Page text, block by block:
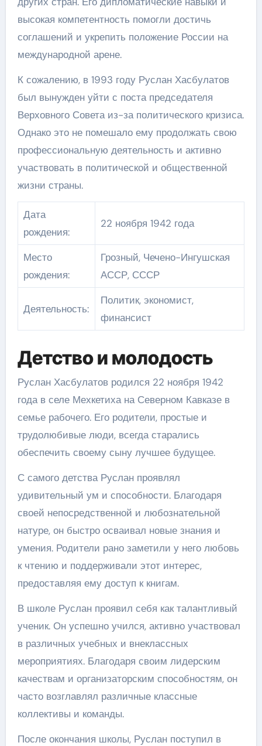
высокая компетентность помогли достичь
соглашений и укрепить положение России на
международной арене.
К сожалению, в 1993 году Руслан Хасбулатов
был вынужден уйти с поста председателя
Верховного Совета из-за политического кризиса.
Однако это не помешало ему продолжать свою
профессиональную деятельность и активно
участвовать в политической и общественной
жизни страны.
Дата
рождения:
22 ноября 1942 года
Место
рождения:
Грозный, Чечено-Ингушская
АССР, СССР
Деятельность:
Политик, экономист,
финансист
Детство и молодость
Руслан Хасбулатов родился 22 ноября 1942
года в селе Мехкетиха на Северном Кавказе в
семье рабочего. Его родители, простые и
трудолюбивые люди, всегда старались
обеспечить своему сыну лучшее будущее.
С самого детства Руслан проявлял
удивительный ум и способности. Благодаря
своей непосредственной и любознательной
натуре, он быстро осваивал новые знания и
умения. Родители рано заметили у него любовь
к чтению и поддерживали этот интерес,
предоставляя ему доступ к книгам.
В школе Руслан проявил себя как талантливый
ученик. Он успешно учился, активно участвовал
в различных учебных и внеклассных
мероприятиях. Благодаря своим лидерским
качествам и организаторским способностям, он
часто возглавлял различные классные
коллективы и команды.
После окончания школы, Руслан поступил в